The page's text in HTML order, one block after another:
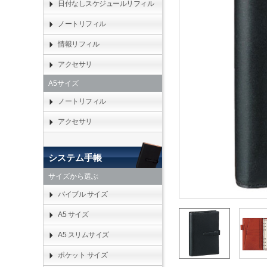
日付なしスケジュールリフィル
ノートリフィル
情報リフィル
アクセサリ
A5サイズ
ノートリフィル
アクセサリ
システム手帳
サイズから選ぶ
バイブル サイズ
A5 サイズ
A5 スリムサイズ
ポケット サイズ